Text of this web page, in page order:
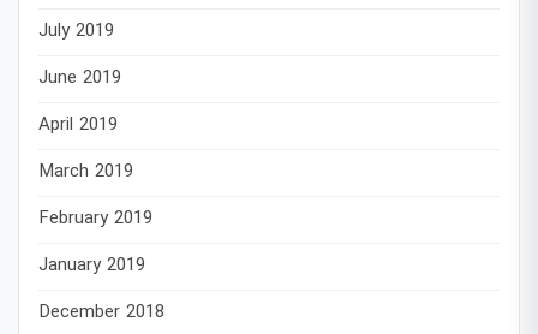
July 2019
June 2019
April 2019
March 2019
February 2019
January 2019
December 2018